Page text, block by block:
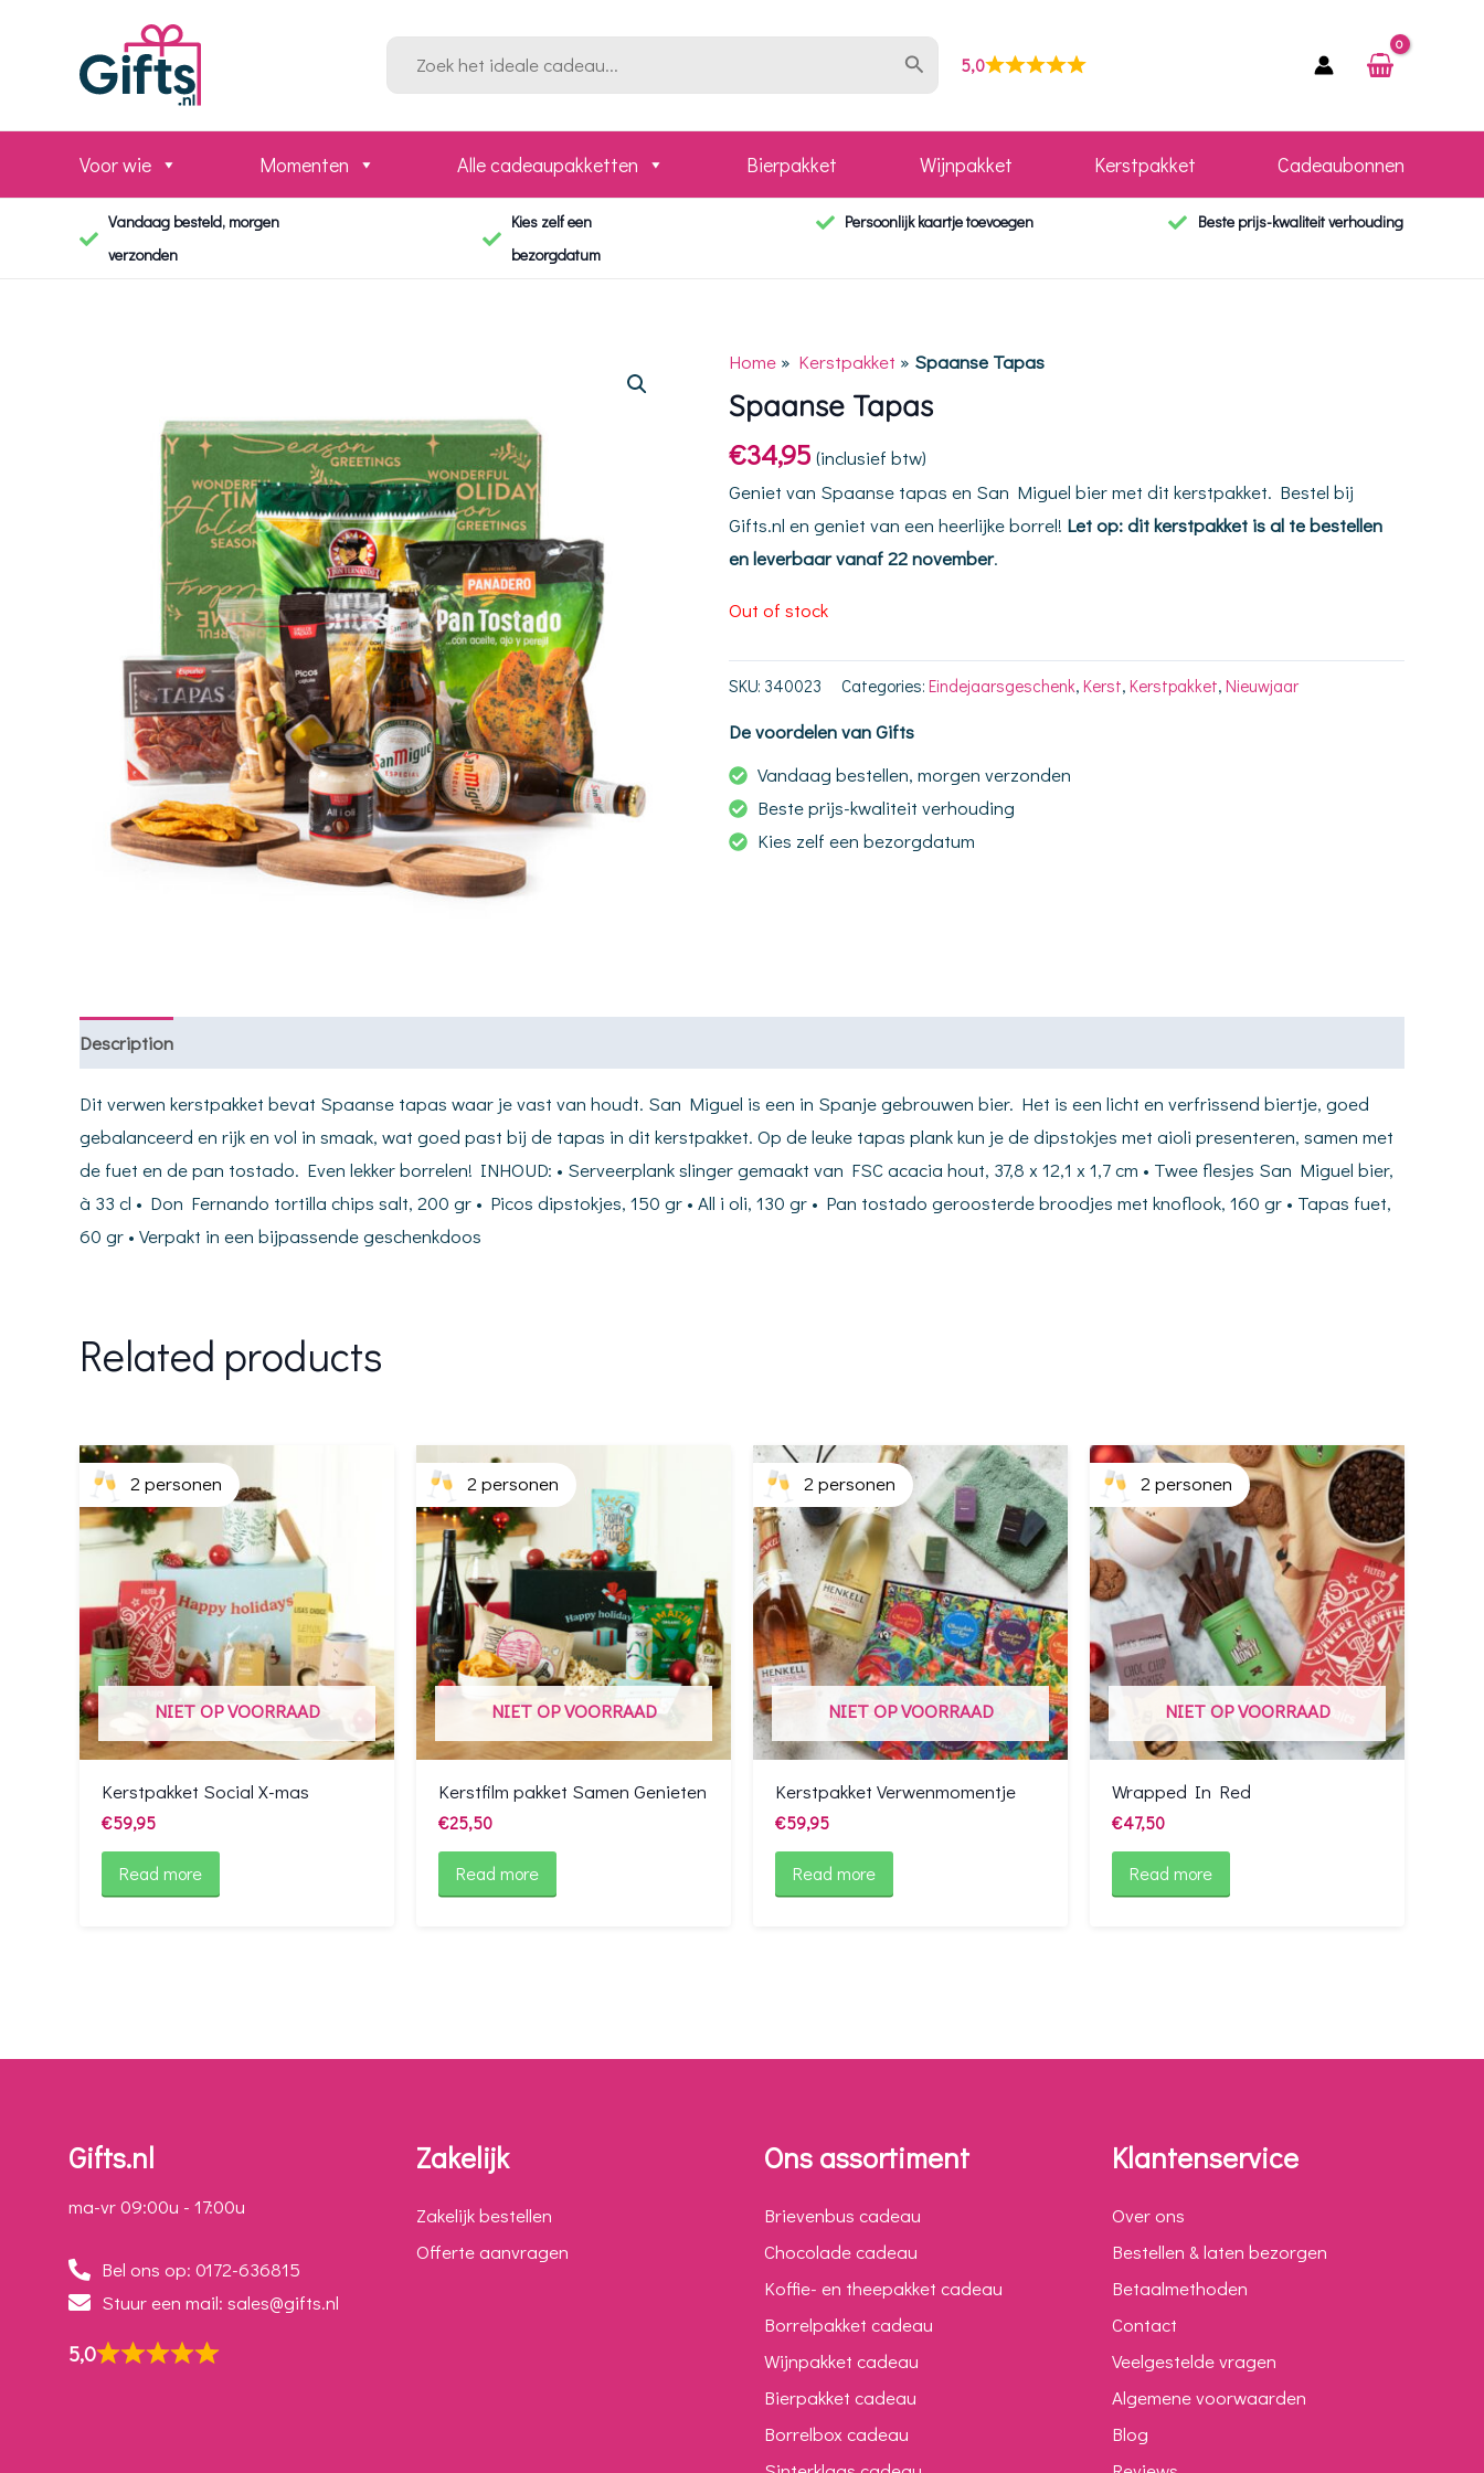
naar:
5,0
Voor wie Momenten Alle cadeaupakketten Bierpakket Wijnpakket Kerstpakket Cadeaubonnen
Vandaag besteld, morgen
verzonden
Kies zelf een
bezorgdatum
Persoonlijk kaartje toevoegen Beste prijs-kwaliteit verhouding
Home » Kerstpakket » Spaanse Tapas
Spaanse Tapas
€34,95 (inclusief btw)
Geniet van Spaanse tapas en San Miguel bier met dit kerstpakket. Bestel bij
Gifts.nl en geniet van een heerlijke borrel! Let op: dit kerstpakket is al te bestellen
en leverbaar vanaf 22 november.
Out of stock
SKU: 340023 Categories: Eindejaarsgeschenk, Kerst, Kerstpakket, Nieuwjaar
De voordelen van Gifts
Vandaag bestellen, morgen verzonden
Beste prijs-kwaliteit verhouding
Kies zelf een bezorgdatum
Description
Dit verwen kerstpakket bevat Spaanse tapas waar je vast van houdt. San Miguel is een in Spanje gebrouwen bier. Het is een licht en verfrissend biertje, goed
gebalanceerd en rijk en vol in smaak, wat goed past bij de tapas in dit kerstpakket. Op de leuke tapas plank kun je de dipstokjes met aioli presenteren, samen met
de fuet en de pan tostado. Even lekker borrelen! INHOUD: • Serveerplank slinger gemaakt van FSC acacia hout, 37,8 x 12,1 x 1,7 cm • Twee flesjes San Miguel bier,
à 33 cl • Don Fernando tortilla chips salt, 200 gr • Picos dipstokjes, 150 gr • All i oli, 130 gr • Pan tostado geroosterde broodjes met knoflook, 160 gr • Tapas fuet,
60 gr • Verpakt in een bijpassende geschenkdoos
Related products
NIET OP VOORRAAD
2 personen
Kerstpakket Social X-mas
€59,95
Read more
NIET OP VOORRAAD
2 personen
Kerstfilm pakket Samen Genieten
€25,50
Read more
NIET OP VOORRAAD
2 personen
Kerstpakket Verwenmomentje
€59,95
Read more
NIET OP VOORRAAD
2 personen
Wrapped In Red
€47,50
Read more
Gifts.nl
ma-vr 09:00u - 17:00u
Bel ons op: 0172-636815
Stuur een mail: sales@gifts.nl
5,0
Zakelijk
Zakelijk bestellen
Offerte aanvragen
Ons assortiment
Brievenbus cadeau
Chocolade cadeau
Koffie- en theepakket cadeau
Borrelpakket cadeau
Wijnpakket cadeau
Bierpakket cadeau
Borrelbox cadeau
Klantenservice
Over ons
Bestellen & laten bezorgen
Betaalmethoden
Contact
Veelgestelde vragen
Algemene voorwaarden
Blog